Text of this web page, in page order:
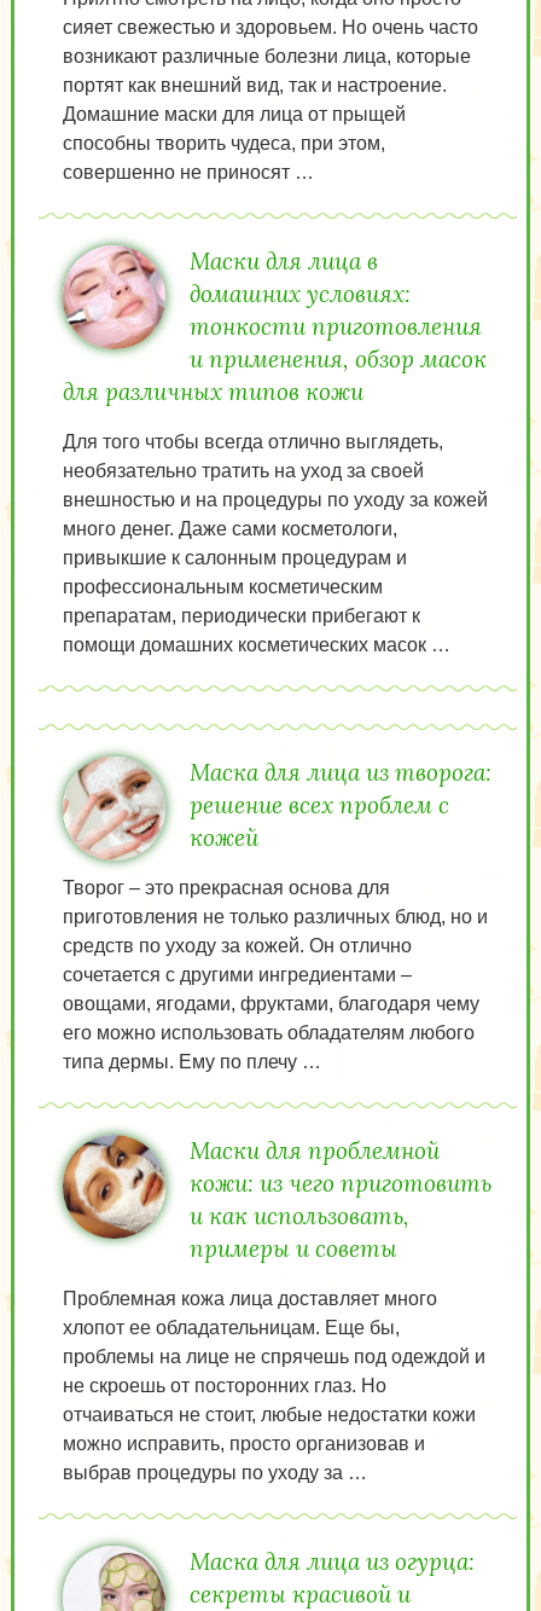
сияет свежестью и здоровьем. Но очень часто
возникают различные болезни лица, которые
портят как внешний вид, так и настроение.
Домашние маски для лица от прыщей
способны творить чудеса, при этом,
совершенно не приносят …
Маски для лица в
домашних условиях:
тонкости приготовления
и применения, обзор масок
для различных типов кожи
Для того чтобы всегда отлично выглядеть,
необязательно тратить на уход за своей
внешностью и на процедуры по уходу за кожей
много денег. Даже сами косметологи,
привыкшие к салонным процедурам и
профессиональным косметическим
препаратам, периодически прибегают к
помощи домашних косметических масок …
Маска для лица из творога:
решение всех проблем с
кожей
Творог – это прекрасная основа для
приготовления не только различных блюд, но и
средств по уходу за кожей. Он отлично
сочетается с другими ингредиентами –
овощами, ягодами, фруктами, благодаря чему
его можно использовать обладателям любого
типа дермы. Ему по плечу …
Маски для проблемной
кожи: из чего приготовить
и как использовать,
примеры и советы
Проблемная кожа лица доставляет много
хлопот ее обладательницам. Еще бы,
проблемы на лице не спрячешь под одеждой и
не скроешь от посторонних глаз. Но
отчаиваться не стоит, любые недостатки кожи
можно исправить, просто организовав и
выбрав процедуры по уходу за …
Маска для лица из огурца:
секреты красивой и